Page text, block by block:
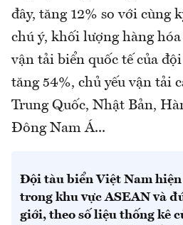
đây, tăng 12% so với cùng
chú ý, khối lượng hàng
vận tải biển quốc tế của
tăng 54%, chủ yếu vận tải
Trung Quốc, Nhật Bản,
Đông Nam Á...
Đội tàu biển Việt Nam
trong khu vực ASEAN và
giới, theo số liệu thống kê